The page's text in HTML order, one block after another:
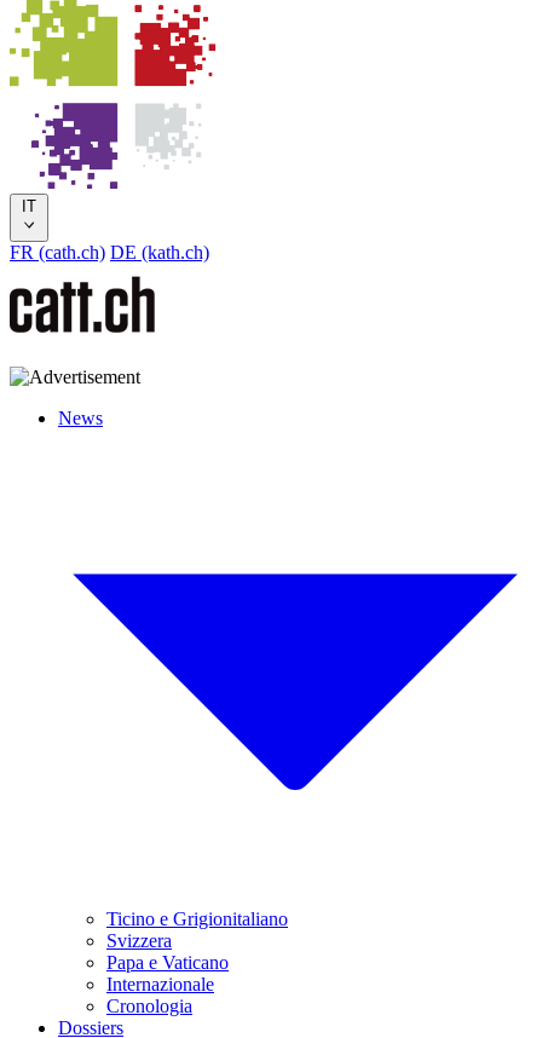
IT
FR (cath.ch) DE (kath.ch)
News
Ticino e Grigionitaliano
Svizzera
Papa e Vaticano
Internazionale
Cronologia
Dossiers